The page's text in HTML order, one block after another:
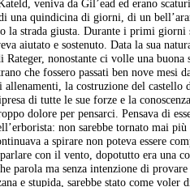
veniva da Gil’ead ed erano
una quindicina di giorni, di un
la strada giusta. Durante i primi
aiutato e sostenuto. Data la sua
Rateger, nonostante ci volle una
che fossero passati ben nove mesi
la costruzione del castello
di tutte le sue forze e la
dolore per pensarci. Pensava di
non sarebbe tornato mai più
a spirare non poteva essere
con il vento, dopotutto era una
parola ma senza intenzione di
e stupida, sarebbe stato come